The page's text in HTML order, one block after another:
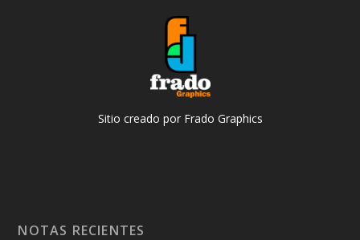
Sitio creado por Frado Graphics
NOTAS RECIENTES